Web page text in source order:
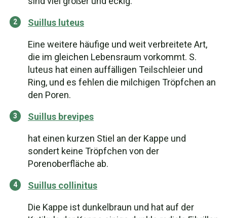
Suillus luteus
Eine weitere häufige und weit verbreitete Art,
die im gleichen Lebensraum vorkommt. S.
luteus hat einen auffälligen Teilschleier und
Ring, und es fehlen die milchigen Tröpfchen an
den Poren.
Suillus brevipes
hat einen kurzen Stiel an der Kappe und
sondert keine Tröpfchen von der
Porenoberfläche ab.
Suillus collinitus
Die Kappe ist dunkelbraun und hat auf der